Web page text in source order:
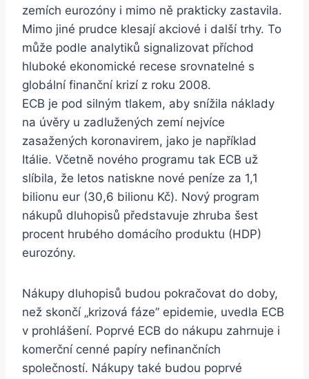
zemích eurozóny i mimo ně prakticky zastavila.
Mimo jiné prudce klesají akciové i další trhy. To
může podle analytiků signalizovat příchod
hluboké ekonomické recese srovnatelné s
globální finanční krizí z roku 2008.
ECB je pod silným tlakem, aby snížila náklady
na úvěry u zadlužených zemí nejvíce
zasažených koronavirem, jako je například
Itálie. Včetně nového programu tak ECB už
slíbila, že letos natiskne nové peníze za 1,1
bilionu eur (30,6 bilionu Kč). Nový program
nákupů dluhopisů představuje zhruba šest
procent hrubého domácího produktu (HDP)
eurozóny.
Nákupy dluhopisů budou pokračovat do doby,
než skončí „krizová fáze” epidemie, uvedla ECB
v prohlášení. Poprvé ECB do nákupu zahrnuje i
komerční cenné papíry nefinančních
společností. Nákupy také budou poprvé